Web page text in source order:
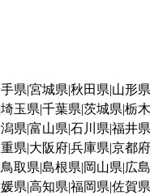
県 宮城県 秋田県 山形県
埼玉県 千葉県 茨城県 栃
県 富山県 石川県 福井県
県 大阪府兵庫県 京都府
鳥取県 島根県 岡山県 広
県 高知県 福岡県 佐賀県